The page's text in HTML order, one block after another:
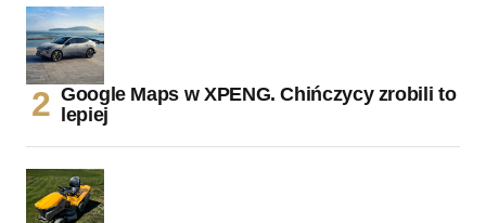
Google Maps w XPENG. Chińczycy zrobili to
lepiej